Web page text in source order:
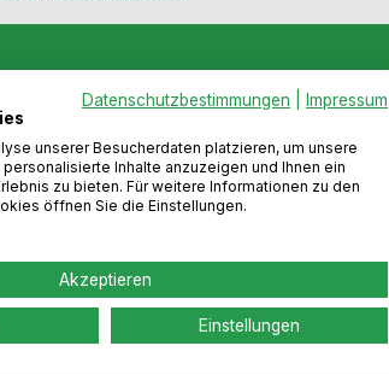
Datenschutzbestimmungen
Impressum
unserer Besucherdaten platzieren, um unsere
Inhalte anzuzeigen und Ihnen ein
zu bieten. Für weitere Informationen zu den
öffnen Sie die Einstellungen.
Akzeptieren
Einstellungen